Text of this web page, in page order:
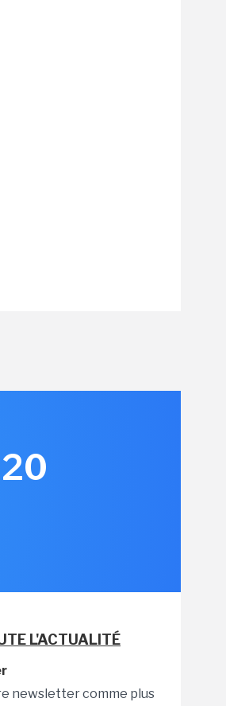
L'ACTUALITÉ
newsletter comme plus